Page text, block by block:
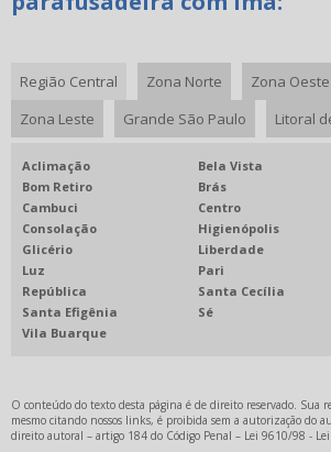
Região Central Zona Norte Zona Oeste
Zona Leste
Grande São Paulo Litoral
Aclimação
Bela Vista
Bom Retiro
Brás
Cambuci
Centro
Consolação
Higienópolis
Glicério
Liberdade
Luz
Pari
República
Santa Cecília
Santa Efigênia
Sé
Vila Buarque
O conteúdo do texto desta página é de direito reservado. Sua
mesmo citando nossos links, é proibida sem a autorização do
direito autoral – artigo 184 do Código Penal – Lei 9610/98 -